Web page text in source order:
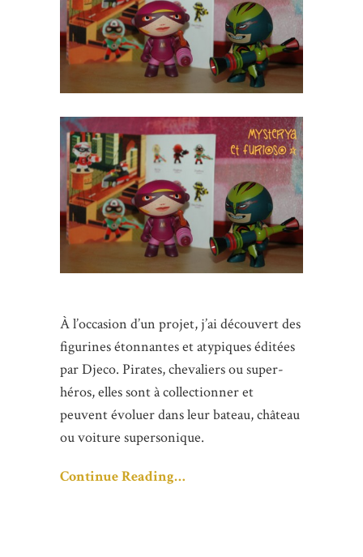
À l’occasion d’un projet, j’ai découvert des
figurines étonnantes et atypiques éditées
par Djeco. Pirates, chevaliers ou super-
héros, elles sont à collectionner et
peuvent évoluer dans leur bateau, château
ou voiture supersonique.
Continue Reading…